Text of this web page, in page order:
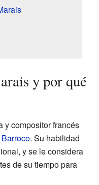
y por qué
y compositor francés
Barroco. Su habilidad
y se le considera
de su tiempo para